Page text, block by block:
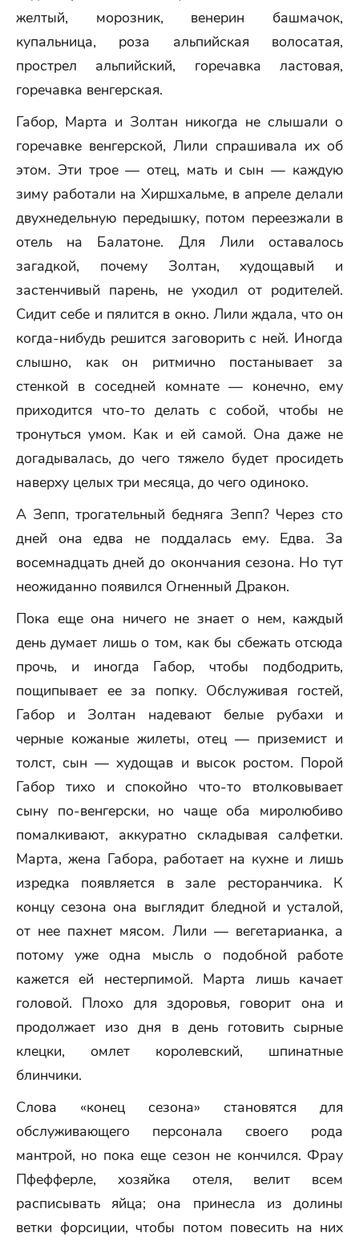
желтый, морозник, венерин башмачок,
купальница, роза альпийская волосатая,
прострел альпийский, горечавка ластовая,
горечавка венгерская.
Габор, Марта и Золтан никогда не слышали о
горечавке венгерской, Лили спрашивала их об
этом. Эти трое — отец, мать и сын — каждую
зиму работали на Хиршхальме, в апреле делали
двухнедельную передышку, потом переезжали в
отель на Балатоне. Для Лили оставалось
загадкой, почему Золтан, худощавый и
застенчивый парень, не уходил от родителей.
Сидит себе и пялится в окно. Лили ждала, что он
когда-нибудь решится заговорить с ней. Иногда
слышно, как он ритмично постанывает за
стенкой в соседней комнате — конечно, ему
приходится что-то делать с собой, чтобы не
тронуться умом. Как и ей самой. Она даже не
догадывалась, до чего тяжело будет просидеть
наверху целых три месяца, до чего одиноко.
А Зепп, трогательный бедняга Зепп? Через сто
дней она едва не поддалась ему. Едва. За
восемнадцать дней до окончания сезона. Но тут
неожиданно появился Огненный Дракон.
Пока еще она ничего не знает о нем, каждый
день думает лишь о том, как бы сбежать отсюда
прочь, и иногда Габор, чтобы подбодрить,
пощипывает ее за попку. Обслуживая гостей,
Габор и Золтан надевают белые рубахи и
черные кожаные жилеты, отец — приземист и
толст, сын — худощав и высок ростом. Порой
Габор тихо и спокойно что-то втолковывает
сыну по-венгерски, но чаще оба миролюбиво
помалкивают, аккуратно складывая салфетки.
Марта, жена Габора, работает на кухне и лишь
изредка появляется в зале ресторанчика. К
концу сезона она выглядит бледной и усталой,
от нее пахнет мясом. Лили — вегетарианка, а
потому уже одна мысль о подобной работе
кажется ей нестерпимой. Марта лишь качает
головой. Плохо для здоровья, говорит она и
продолжает изо дня в день готовить сырные
клецки, омлет королевский, шпинатные
блинчики.
Слова «конец сезона» становятся для
обслуживающего персонала своего рода
мантрой, но пока еще сезон не кончился. Фрау
Пфефферле, хозяйка отеля, велит всем
расписывать яйца; она принесла из долины
ветки форсиции, чтобы потом повесить на них